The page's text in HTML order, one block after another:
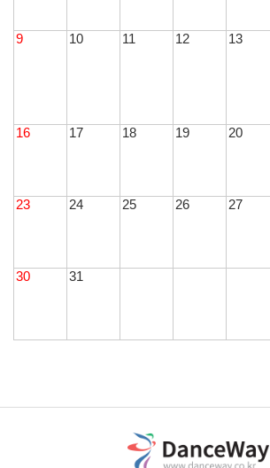
9 10 11 12 13
16 17 18 19 20
23 24 25 26 27
30 31